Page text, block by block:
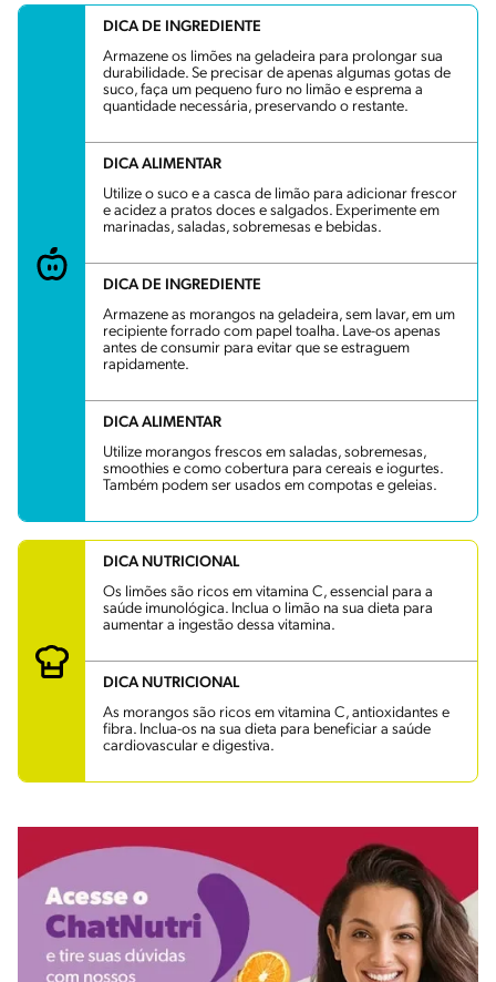
DICA DE INGREDIENTE
Armazene os limões na geladeira para prolongar sua
durabilidade. Se precisar de apenas algumas gotas de
suco, faça um pequeno furo no limão e esprema a
quantidade necessária, preservando o restante.
DICA ALIMENTAR
Utilize o suco e a casca de limão para adicionar frescor
e acidez a pratos doces e salgados. Experimente em
marinadas, saladas, sobremesas e bebidas.
DICA DE INGREDIENTE
Armazene as morangos na geladeira, sem lavar, em um
recipiente forrado com papel toalha. Lave-os apenas
antes de consumir para evitar que se estraguem
rapidamente.
DICA ALIMENTAR
Utilize morangos frescos em saladas, sobremesas,
smoothies e como cobertura para cereais e iogurtes.
Também podem ser usados em compotas e geleias.
DICA NUTRICIONAL
Os limões são ricos em vitamina C, essencial para a
saúde imunológica. Inclua o limão na sua dieta para
aumentar a ingestão dessa vitamina.
DICA NUTRICIONAL
As morangos são ricos em vitamina C, antioxidantes e
fibra. Inclua-os na sua dieta para beneficiar a saúde
cardiovascular e digestiva.